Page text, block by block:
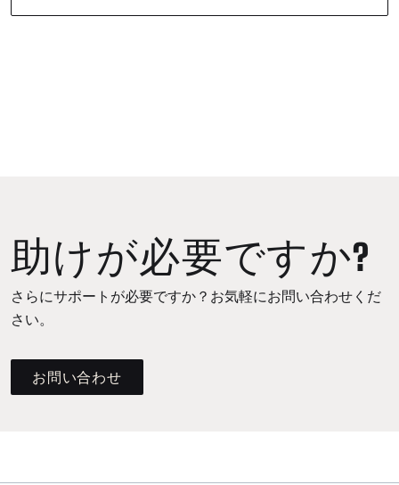
助けが必要ですか?
さらにサポートが必要ですか？お気軽にお問い合わせくだ
さい。
お問い合わせ